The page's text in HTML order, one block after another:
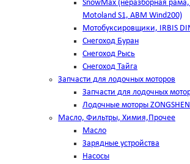
SnowMax (неразборная
Motoland S1, ABM Wind200)
Мотобуксировщики, IRBIS
Снегоход Буран
Снегоход Рысь
Снегоход Тайга
Запчасти для лодочных моторов
Запчасти для лодочных
Лодочные моторы
Масло, Фильтры, Химия,Прочее
Масло
Зарядные устройства
Насосы